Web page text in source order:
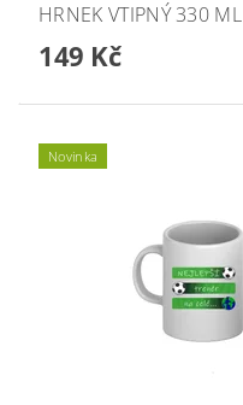
HRNEK VTIPNÝ 330 ML
149 Kč
Novinka